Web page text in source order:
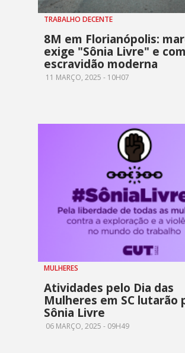
TRABALHO DECENTE
8M em Florianópolis:
exige "Sônia Livre" e
escravidão moderna
11 MARÇO, 2025 - 10H07
MULHERES
Atividades pelo Dia das
Mulheres em SC lutarão
Sônia Livre
06 MARÇO, 2025 - 09H49